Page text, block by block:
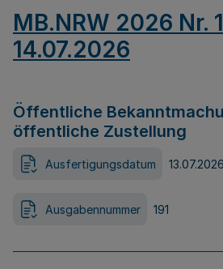
MB.NRW 2026 Nr.
14.07.2026
Öffentliche
öffentliche Zustellung
Ausfertigungsdatum 13.07.2026
Ausgabennummer 191